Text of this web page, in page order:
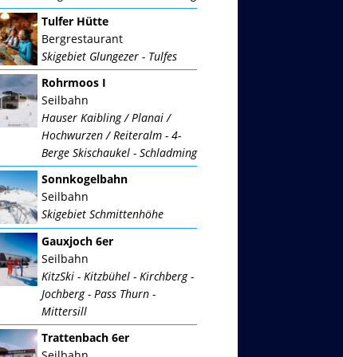
Tulfer Hütte
Bergrestaurant
Skigebiet Glungezer - Tulfes
Rohrmoos I
Seilbahn
Hauser Kaibling / Planai /
Hochwurzen / Reiteralm - 4-
Berge Skischaukel - Schladming
Sonnkogelbahn
Seilbahn
Skigebiet Schmittenhöhe
Gauxjoch 6er
Seilbahn
KitzSki - Kitzbühel - Kirchberg -
Jochberg - Pass Thurn -
Mittersill
Trattenbach 6er